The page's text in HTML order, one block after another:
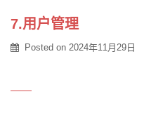
7.用户管理
Posted on 2024年11月29日